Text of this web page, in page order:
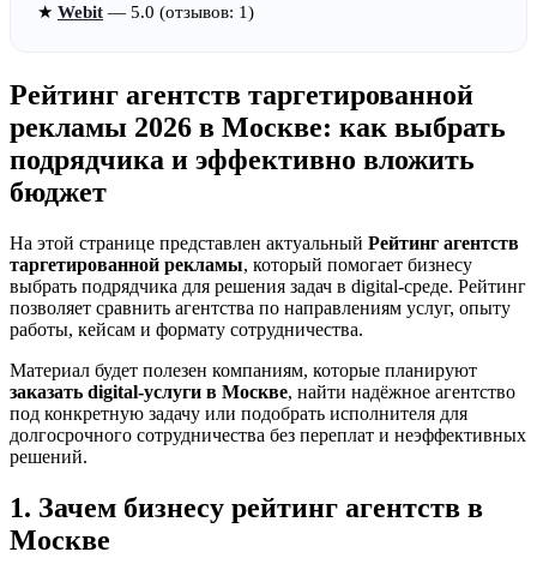
★ Webit — 5.0 (отзывов: 1)
Рейтинг агентств таргетированной
рекламы 2026 в Москве: как выбрать
подрядчика и эффективно вложить
бюджет
На этой странице представлен актуальный Рейтинг агентств
таргетированной рекламы, который помогает бизнесу
выбрать подрядчика для решения задач в digital-среде. Рейтинг
позволяет сравнить агентства по направлениям услуг, опыту
работы, кейсам и формату сотрудничества.
Материал будет полезен компаниям, которые планируют
заказать digital-услуги в Москве, найти надёжное агентство
под конкретную задачу или подобрать исполнителя для
долгосрочного сотрудничества без переплат и неэффективных
решений.
1. Зачем бизнесу рейтинг агентств в
Москве